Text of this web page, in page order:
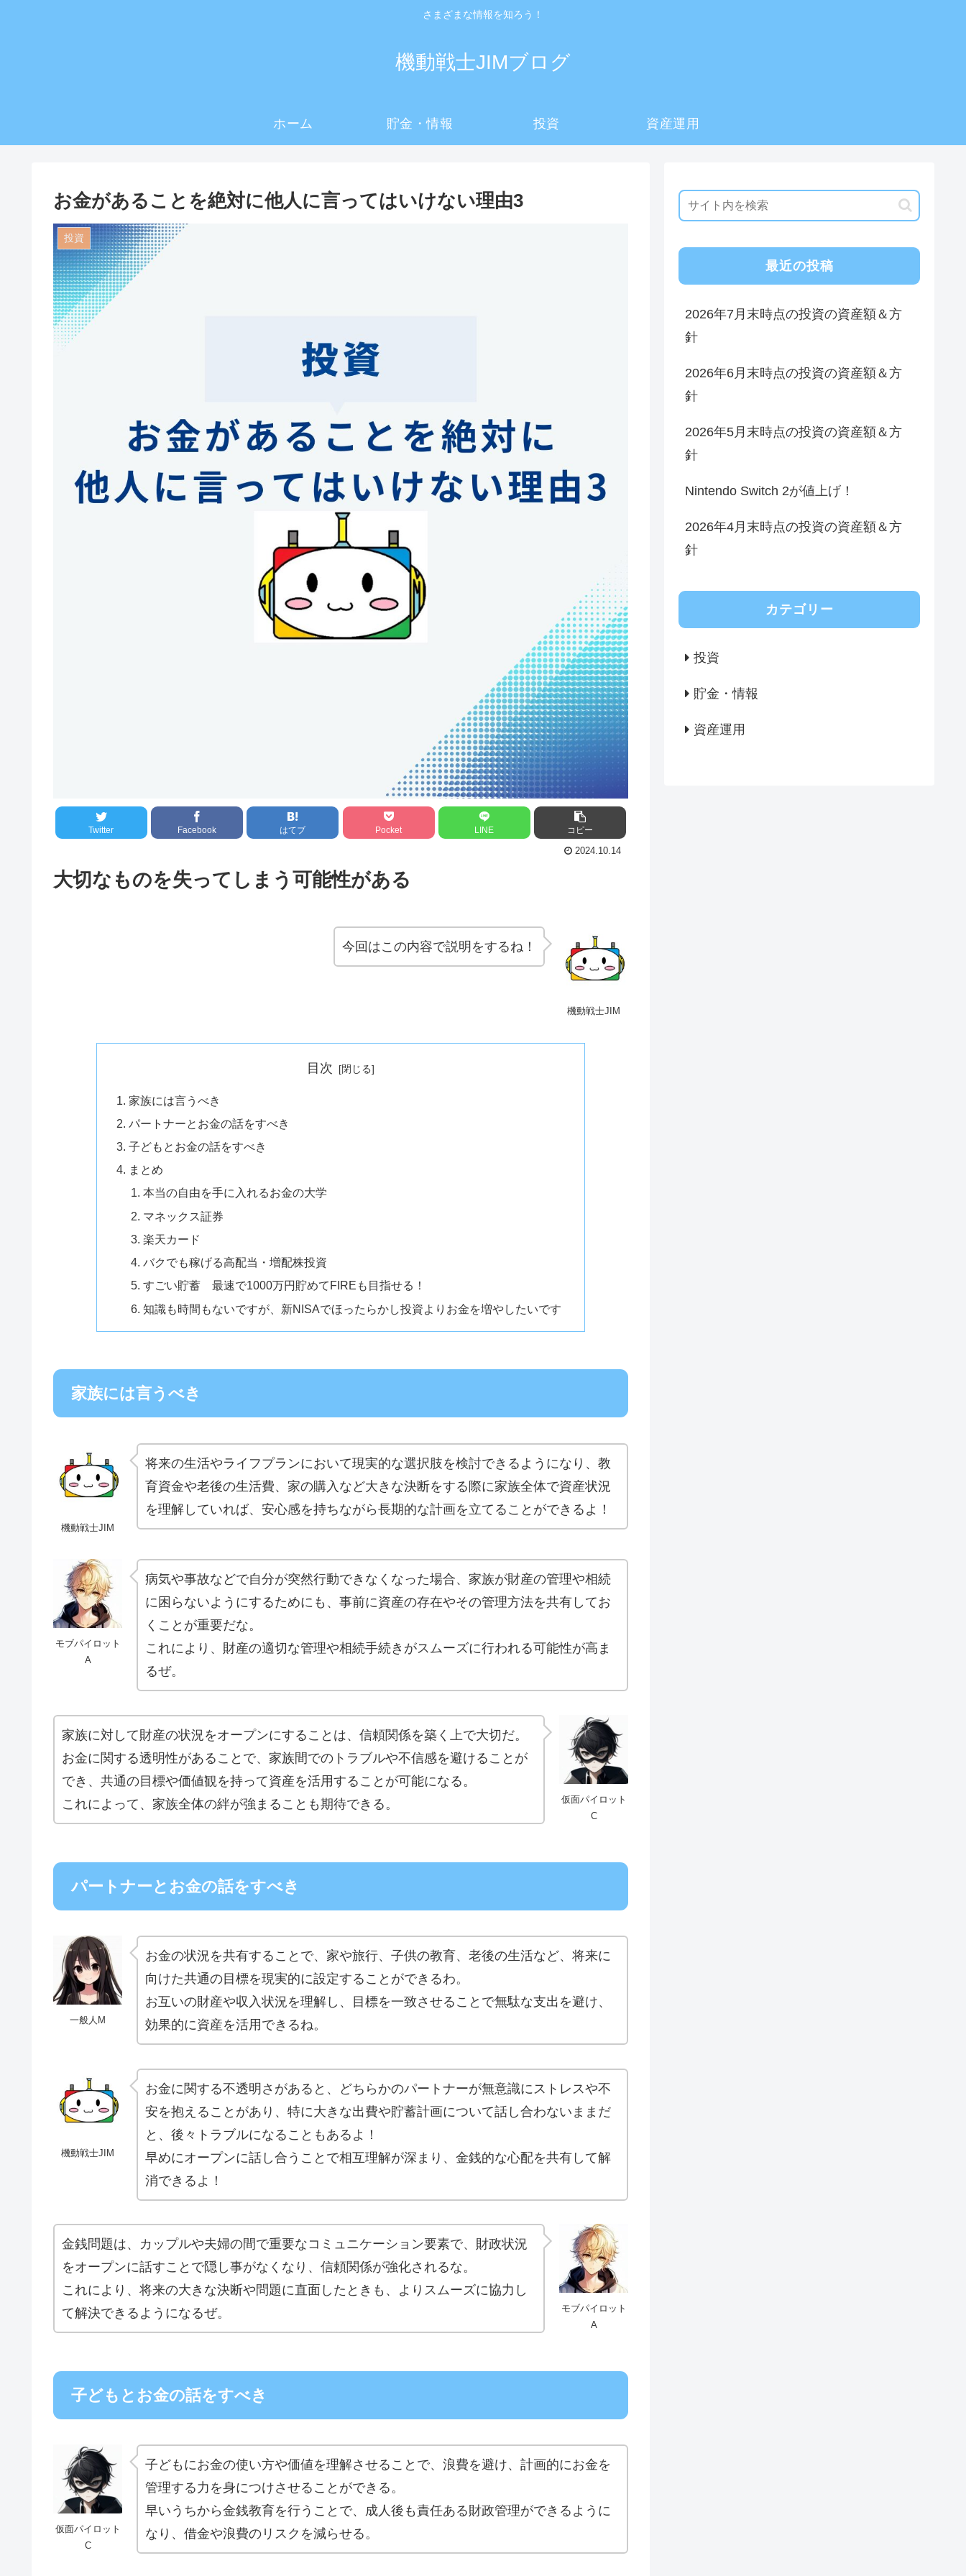
さまざまな情報を知ろう！
機動戦士JIMブログ
ホーム 貯金・情報 投資 資産運用
お金があることを絶対に他人に言ってはいけない理由3
投資
Twitter Facebook はてブ Pocket LINE コピー
2024.10.14
大切なものを失ってしまう可能性がある
機動戦士JIM
今回はこの内容で説明をするね！
目次
家族には言うべき
パートナーとお金の話をすべき
子どもとお金の話をすべき
まとめ
本当の自由を手に入れるお金の大学
マネックス証券
楽天カード
バクでも稼げる高配当・増配株投資
すごい貯蓄 最速で1000万円貯めてFIREも目指せる！
知識も時間もないですが、新NISAでほったらかし投資よりお金を増やしたいです
家族には言うべき
機動戦士JIM
将来の生活やライフプランにおいて現実的な選択肢を検討できるようになり、教
育資金や老後の生活費、家の購入など大きな決断をする際に家族全体で資産状況
を理解していれば、安心感を持ちながら長期的な計画を立てることができるよ！
モブパイロット
A
病気や事故などで自分が突然行動できなくなった場合、家族が財産の管理や相続
に困らないようにするためにも、事前に資産の存在やその管理方法を共有してお
くことが重要だな。
これにより、財産の適切な管理や相続手続きがスムーズに行われる可能性が高ま
るぜ。
仮面パイロット
C
家族に対して財産の状況をオープンにすることは、信頼関係を築く上で大切だ。
お金に関する透明性があることで、家族間でのトラブルや不信感を避けることが
でき、共通の目標や価値観を持って資産を活用することが可能になる。
これによって、家族全体の絆が強まることも期待できる。
パートナーとお金の話をすべき
一般人M
お金の状況を共有することで、家や旅行、子供の教育、老後の生活など、将来に
向けた共通の目標を現実的に設定することができるわ。
お互いの財産や収入状況を理解し、目標を一致させることで無駄な支出を避け、
効果的に資産を活用できるね。
機動戦士JIM
お金に関する不透明さがあると、どちらかのパートナーが無意識にストレスや不
安を抱えることがあり、特に大きな出費や貯蓄計画について話し合わないままだ
と、後々トラブルになることもあるよ！
早めにオープンに話し合うことで相互理解が深まり、金銭的な心配を共有して解
消できるよ！
モブパイロット
A
金銭問題は、カップルや夫婦の間で重要なコミュニケーション要素で、財政状況
をオープンに話すことで隠し事がなくなり、信頼関係が強化されるな。
これにより、将来の大きな決断や問題に直面したときも、よりスムーズに協力し
て解決できるようになるぜ。
子どもとお金の話をすべき
仮面パイロット
C
子どもにお金の使い方や価値を理解させることで、浪費を避け、計画的にお金を
管理する力を身につけさせることができる。
早いうちから金銭教育を行うことで、成人後も責任ある財政管理ができるように
なり、借金や浪費のリスクを減らせる。
最近の投稿
2026年7月末時点の投資の資産額＆方
針
2026年6月末時点の投資の資産額＆方
針
2026年5月末時点の投資の資産額＆方
針
Nintendo Switch 2が値上げ！
2026年4月末時点の投資の資産額＆方
針
カテゴリー
投資
貯金・情報
資産運用